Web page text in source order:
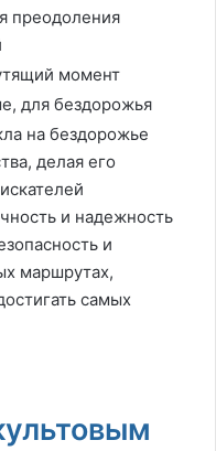
преодоления
момент
для бездорожья
на бездорожье
делая его
и надежность
и
маршрутах,
самых